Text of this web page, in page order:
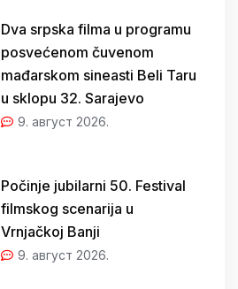
Dva srpska filma u programu
posvećenom čuvenom
mađarskom sineasti Beli Taru
u sklopu 32. Sarajevo
9. август 2026.
Počinje jubilarni 50. Festival
filmskog scenarija u
Vrnjačkoj Banji
9. август 2026.